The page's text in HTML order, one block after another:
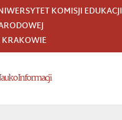
KOMISJI EDUKACJI
o Informacji